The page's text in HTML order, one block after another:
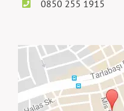
0850 255 1915